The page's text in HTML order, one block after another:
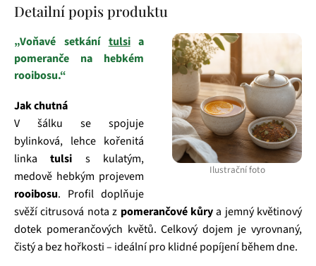
Detailní popis produktu
Ilustrační foto
„Voňavé setkání tulsia
pomeranče na hebkém
rooibosu.“
Jak chutná
V šálku se spojuje
bylinková, lehce kořenitá
linkatulsi s kulatým,
medově hebkým projevem
rooibosu. Profil doplňuje
svěží citrusová nota z pomerančové kůrya jemný květinový
dotek pomerančových květů. Celkový dojem je vyrovnaný,
čistý a bez hořkosti – ideální pro klidné popíjení během dne.